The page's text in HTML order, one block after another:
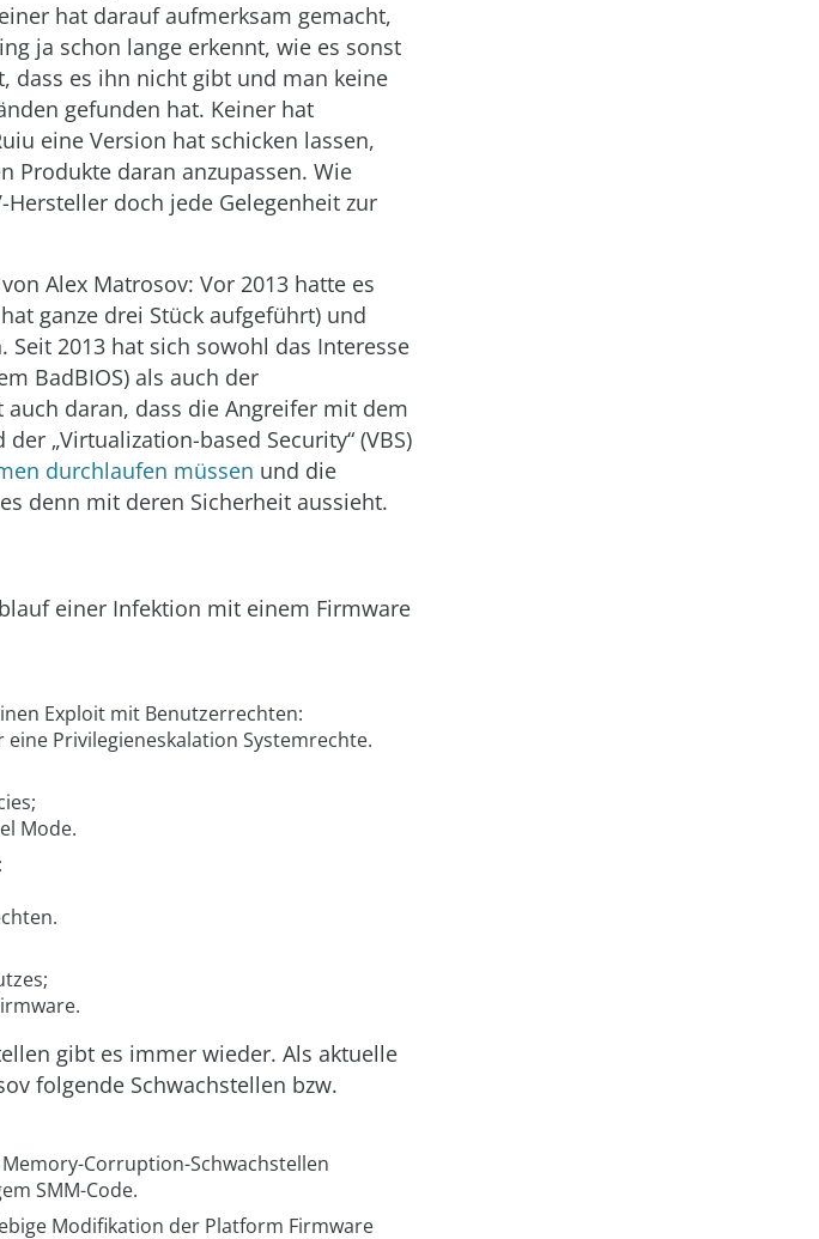
hat darauf aufmerksam gemacht,
ja schon lange erkennt, wie es sonst
dass es ihn nicht gibt und man keine
gefunden hat. Keiner hat
eine Version hat schicken lassen,
Produkte daran anzupassen. Wie
doch jede Gelegenheit zur
Alex Matrosov: Vor 2013 hatte es
ganze drei Stück aufgeführt) und
2013 hat sich sowohl das Interesse
BadBIOS) als auch der
daran, dass die Angreifer mit dem
„Virtualization-based Security“ (VBS)
durchlaufen müssen und die
denn mit deren Sicherheit aussieht.
einer Infektion mit einem Firmware
Exploit mit Benutzerrechten:
Privilegieneskalation Systemrechte.
Mode.
gibt es immer wieder. Als aktuelle
folgende Schwachstellen bzw.
Corruption-Schwachstellen
SMM-Code.
Modifikation der Platform Firmware